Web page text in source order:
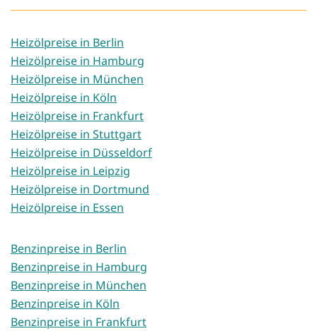
Heizölpreise in Berlin
Heizölpreise in Hamburg
Heizölpreise in München
Heizölpreise in Köln
Heizölpreise in Frankfurt
Heizölpreise in Stuttgart
Heizölpreise in Düsseldorf
Heizölpreise in Leipzig
Heizölpreise in Dortmund
Heizölpreise in Essen
Benzinpreise in Berlin
Benzinpreise in Hamburg
Benzinpreise in München
Benzinpreise in Köln
Benzinpreise in Frankfurt